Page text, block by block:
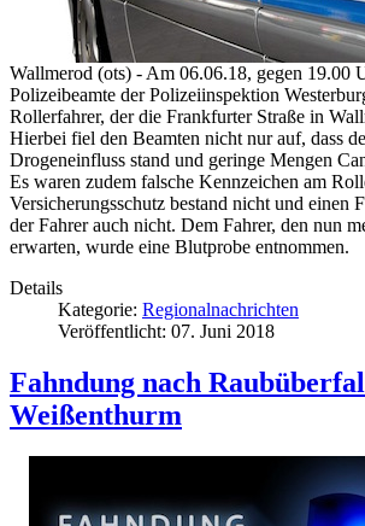
Wallmerod (ots) - Am 06.06.18, gegen 19.00
Polizeibeamte der Polizeiinspektion
Rollerfahrer, der die Frankfurter Straße in
Hierbei fiel den Beamten nicht nur auf, dass
Drogeneinfluss stand und geringe Mengen
Es waren zudem falsche Kennzeichen am
Versicherungsschutz bestand nicht und einen
der Fahrer auch nicht. Dem Fahrer, den nun
erwarten, wurde eine Blutprobe entnommen.
Details
Kategorie: Regionalnachrichten
Veröffentlicht: 07. Juni 2018
Fahndung nach
Weißenthurm